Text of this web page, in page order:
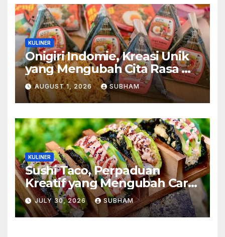
KULINER
Onigiri Indomie, Kreasi Unik
yang Mengubah Cita Rasa Mi
Favorit Menjadi Sajian
Kekinian
AUGUST 1, 2026 SUBHAM
KULINER
Sushi Taco, Perpaduan
Kreatif yang Mengubah Cara
Menikmati Hidangan Favorit
JULY 30, 2026 SUBHAM